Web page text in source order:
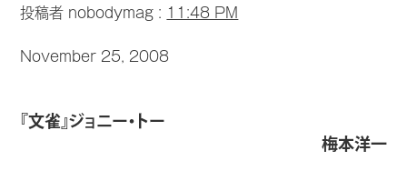
投稿者 nobodymag : 11:48 PM
November 25, 2008
『文雀』ジョニー・トー
梅本洋一